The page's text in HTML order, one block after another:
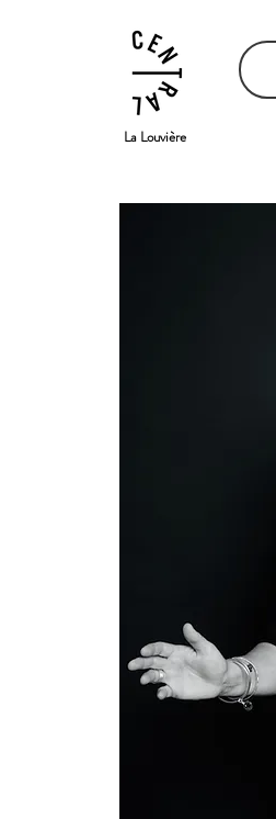
La Louvière